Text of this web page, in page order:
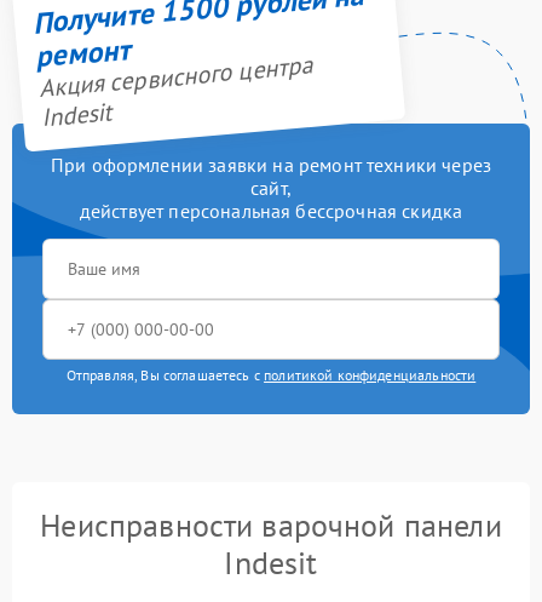
ремонт
Акция сервисного центра
Indesit
При оформлении заявки на ремонт техники через
сайт,
действует персональная бессрочная скидка
Отправляя, Вы соглашаетесь с политикой конфиденциальности
Неисправности варочной панели
Indesit